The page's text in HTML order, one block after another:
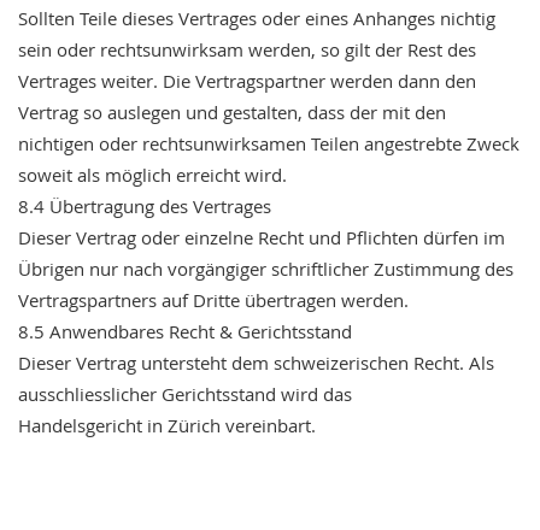
Sollten Teile dieses Vertrages oder eines Anhanges nichtig
sein oder rechtsunwirksam werden, so gilt der Rest des
Vertrages weiter. Die Vertragspartner werden dann den
Vertrag so auslegen und gestalten, dass der mit den
nichtigen oder rechtsunwirksamen Teilen angestrebte Zweck
soweit als möglich erreicht wird.
8.4 Übertragung des Vertrages
Dieser Vertrag oder einzelne Recht und Pflichten dürfen im
Übrigen nur nach vorgängiger schriftlicher Zustimmung des
Vertragspartners auf Dritte übertragen werden.
8.5 Anwendbares Recht & Gerichtsstand
Dieser Vertrag untersteht dem schweizerischen Recht. Als
ausschliesslicher Gerichtsstand wird das
Handelsgericht in Zürich vereinbart.